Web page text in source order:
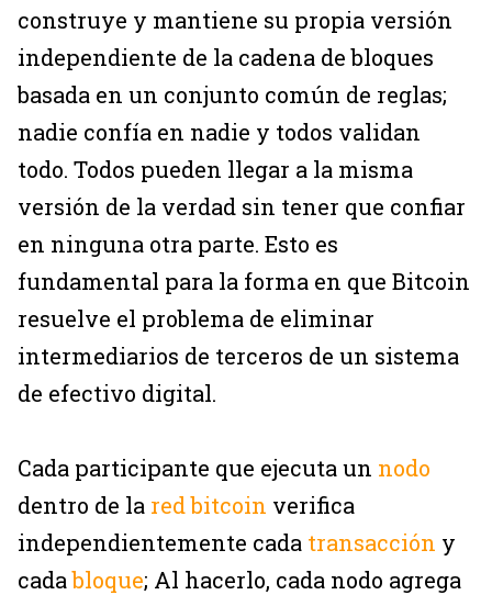
construye y mantiene su propia versión
independiente de la cadena de bloques
basada en un conjunto común de reglas;
nadie confía en nadie y todos validan
todo. Todos pueden llegar a la misma
versión de la verdad sin tener que confiar
en ninguna otra parte. Esto es
fundamental para la forma en que Bitcoin
resuelve el problema de eliminar
intermediarios de terceros de un sistema
de efectivo digital.
Cada participante que ejecuta un nodo
dentro de la red bitcoin verifica
independientemente cada transacción y
cadabloque; Al hacerlo, cada nodo agrega